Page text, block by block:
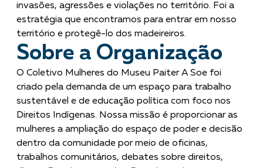
invasões, agressões e violações no território. Foi a
estratégia que encontramos para entrar em nosso
território e protegê-lo dos madeireiros.
Sobre a Organização
O Coletivo Mulheres do Museu Paiter A Soe foi
criado pela demanda de um espaço para trabalho
sustentável e de educação política com foco nos
Direitos Indígenas. Nossa missão é proporcionar as
mulheres a ampliação do espaço de poder e decisão
dentro da comunidade por meio de oficinas,
trabalhos comunitários, debates sobre direitos,